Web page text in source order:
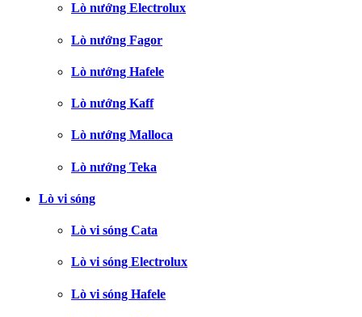
Lò nướng Electrolux
Lò nướng Fagor
Lò nướng Hafele
Lò nướng Kaff
Lò nướng Malloca
Lò nướng Teka
Lò vi sóng
Lò vi sóng Cata
Lò vi sóng Electrolux
Lò vi sóng Hafele